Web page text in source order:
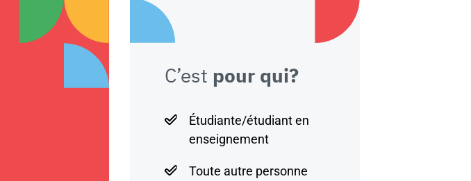
C’est pour qui?
Étudiante/étudiant en
enseignement
Toute autre personne